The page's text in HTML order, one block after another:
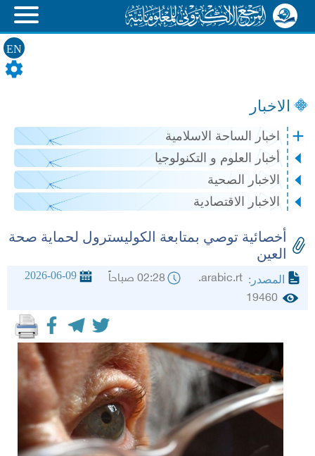
EN
الاخبار
اخبار الساحة الاسلامية
أخبار العلوم و التكنولوجيا
الاخبار الصحية
الاخبار الاقتصادية
أخصائية توصي بمتابعة الكوليسترول لحماية صحة
العين
المصدر: 02:28 صباحاً 2026-06-09
19460